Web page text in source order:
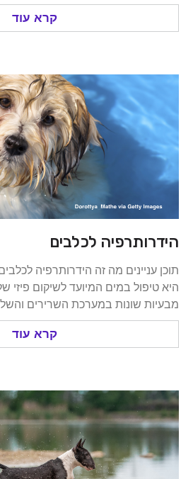
קרא עוד
לכלבים
מה זה הידרותרפיה לכלבים?
במים המיועד לשיקום פיזי של כלבים
שונות במערכת השרירים והשלד, כמו
קרא עוד